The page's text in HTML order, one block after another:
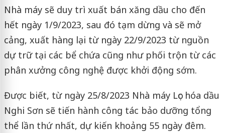
Nhà máy sẽ duy trì xuất bán xăng dầu cho đến
hết ngày 1/9/2023, sau đó tạm dừng và sẽ mở
cảng, xuất hàng lại từ ngày 22/9/2023 từ nguồn
dự trữ tại các bể chứa cũng như phối trộn từ các
phân xưởng công nghệ được khởi động sớm.
Được biết, từ ngày 25/8/2023 Nhà máy Lọc hóa dầu
Nghi Sơn sẽ tiến hành công tác bảo dưỡng tổng
thể lần thứ nhất, dự kiến khoảng 55 ngày đêm.